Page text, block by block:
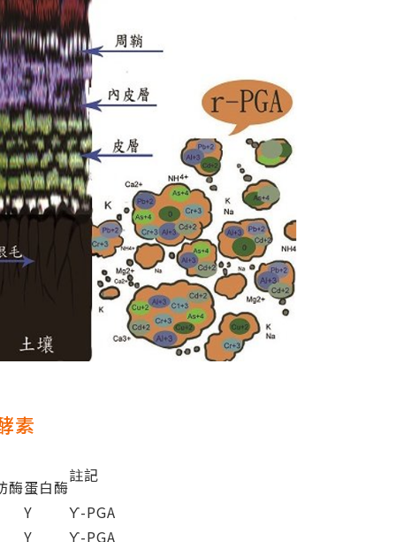
素
註記
酶蛋白酶
Y
ϒ-PGA
Y
ϒ-PGA